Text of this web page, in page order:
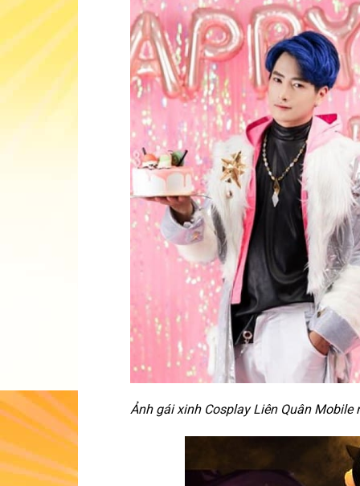
Ảnh gái xinh Cosplay Liên Quân Mobile